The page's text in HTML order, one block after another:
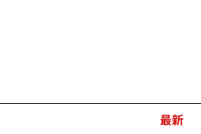
最新